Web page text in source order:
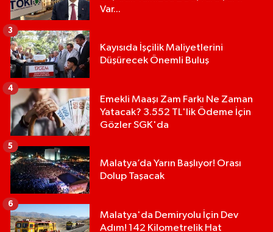
Var...
Kayısıda İşçilik Maliyetlerini
Düşürecek Önemli Buluş
3
Emekli Maaşı Zam Farkı Ne Zaman
Yatacak? 3.552 TL'lik Ödeme İçin
Gözler SGK'da
4
Malatya’da Yarın Başlıyor! Orası
Dolup Taşacak
5
Malatya'da Demiryolu İçin Dev
Adım! 142 Kilometrelik Hat
6